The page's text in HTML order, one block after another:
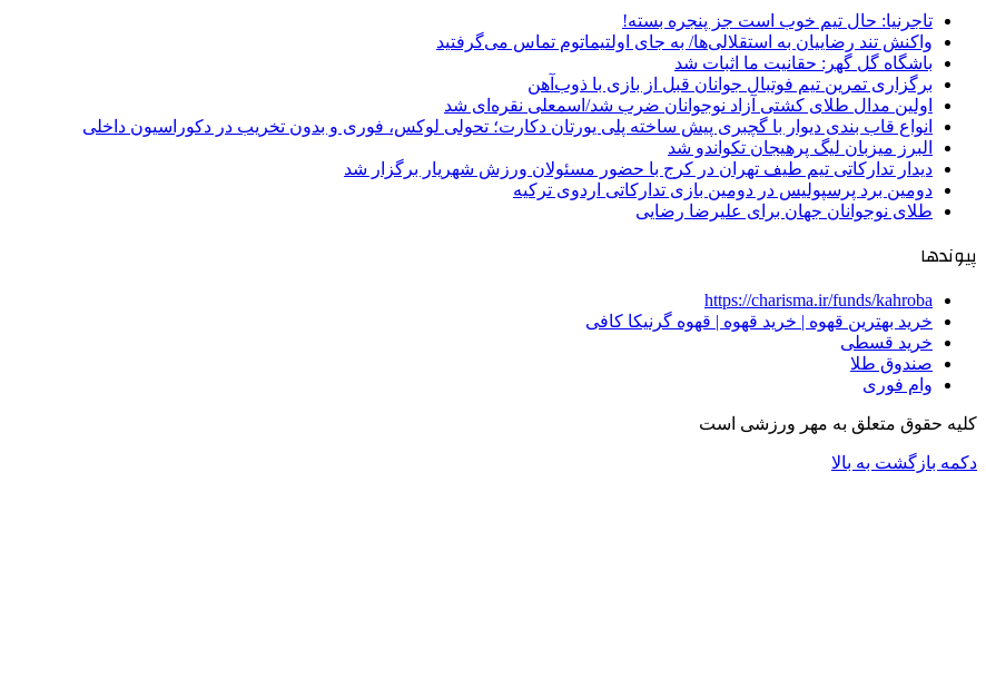
تاجرنیا: حال تیم خوب است جز پنجره بسته!
واکنش تند رضاییان به استقلالی‌ها/ به جای اولتیماتوم تماس می‌گرفتید
باشگاه گل گهر: حقانیت ما اثبات شد
برگزاری تمرین تیم فوتبال جوانان قبل از بازی با ذوب‌آهن
اولین مدال طلای کشتی آزاد نوجوانان ضرب شد/اسمعلی نقره‌ای شد
انواع قاب بندی دیوار با گچبری پیش ساخته پلی یورتان دکارت؛ تحولی لوکس، فوری و بدون تخریب در دکوراسیون داخلی
البرز میزبان لیگ پرهیجان تکواندو شد
دیدار تدارکاتی تیم طیف تهران در کرج با حضور مسئولان ورزش شهریار برگزار شد
دومین برد پرسپولیس در دومین بازی تدارکاتی اردوی ترکیه
طلای نوجوانان جهان برای علیرضا رضایی
پیوندها
https://charisma.ir/funds/kahroba
خرید بهترین قهوه | خرید قهوه | قهوه گرنیکا کافی
خرید قسطی
صندوق طلا
وام فوری
کلیه حقوق متعلق به مهر ورزشی است
دکمه بازگشت به بالا